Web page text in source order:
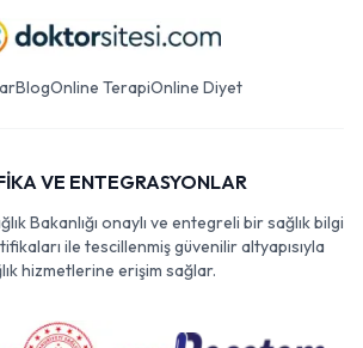
BlogOnline TerapiOnline Diyet
VE ENTEGRASYONLAR
Bakanlığı onaylı ve entegreli bir sağlık bilgi
ile tescillenmiş güvenilir altyapısıyla
hizmetlerine erişim sağlar.